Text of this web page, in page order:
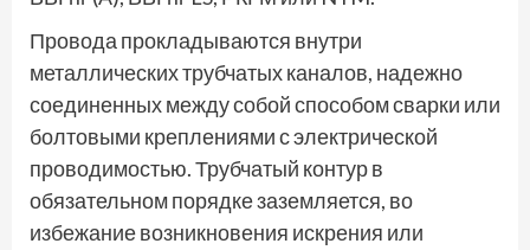
Провода прокладываются внутри
металлических трубчатых каналов, надежно
соединенных между собой способом сварки или
болтовыми креплениями с электрической
проводимостью. Трубчатый контур в
обязательном порядке заземляется, во
избежание возникновения искрения или